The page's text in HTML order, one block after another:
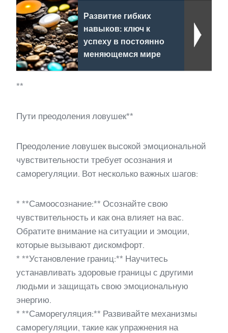
Развитие гибких
навыков: ключ к
успеху в постоянно
меняющемся мире
**
Пути преодоления ловушек**
Преодоление ловушек высокой эмоциональной
чувствительности требует осознания и
саморегуляции. Вот несколько важных шагов:
* **Самоосознание:** Осознайте свою
чувствительность и как она влияет на вас.
Обратите внимание на ситуации и эмоции,
которые вызывают дискомфорт.
* **Установление границ:** Научитесь
устанавливать здоровые границы с другими
людьми и защищать свою эмоциональную
энергию.
* **Саморегуляция:** Развивайте механизмы
саморегуляции, такие как упражнения на